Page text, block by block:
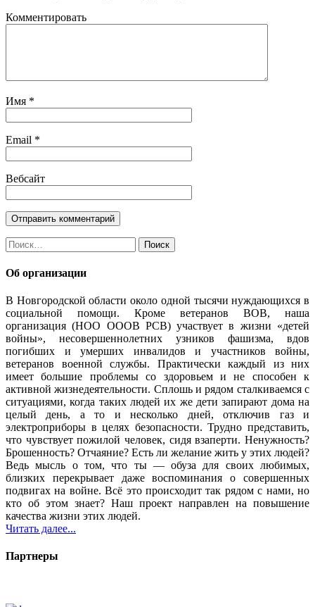
Комментировать
Имя *
Email *
Вебсайт
Найти:
Об организации
В Новгородской области около одной тысячи нуждающихся в
социальной помощи. Кроме ветеранов ВОВ, наша
организация (НОО ОООВ РСВ) участвует в жизни «детей
войны», несовершеннолетних узников фашизма, вдов
погибших и умерших инвалидов и участников войны,
ветеранов военной службы. Практически каждый из них
имеет большие проблемы со здоровьем и не способен к
активной жизнедеятельности. Сплошь и рядом сталкиваемся с
ситуациями, когда таких людей их же дети запирают дома на
целый день, а то и несколько дней, отключив газ и
электроприборы в целях безопасности. Трудно представить,
что чувствует пожилой человек, сидя взаперти. Ненужность?
Брошенность? Отчаяние? Есть ли желание жить у этих людей?
Ведь мысль о том, что ты — обуза для своих любимых,
близких перекрывает даже воспоминания о совершенных
подвигах на войне. Всё это происходит так рядом с нами, но
кто об этом знает? Наш проект направлен на повышение
качества жизни этих людей.
Читать далее...
Партнеры